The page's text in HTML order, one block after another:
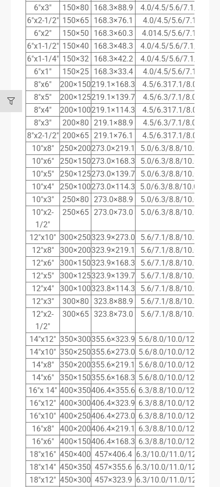
6″x3″ 150×80 168.3×88.9
4.0/4.5/5.6/7.1/11.0/
6″x2-1/2″ 150×65 168.3×76.1
4.0/4.5/5.6/7.1/
6″x2″
150×50 168.3×60.3
4.014.5/5.6/7.1/11.0/
6″x1-1/2″ 150×40 168.3×48.3
4.0/4.5/5.6/7.1/11.0/
6″x1-1/4″ 150×32 168.3×42.2
4.0/4.5/5.6/7.1/11.0/
6″x1″
150×25 168.3×33.4
4.0/4.5/5.6/7.1/
8″x6″
200×150219.1×168.3
4.5/6.317.1/8.0/
8″x5″
200×125219.1×139.7
4.5/6.3/7.1/8.0/
8″x4″
200×100219.1×114.3
4.5/6.317.1/8.0/
8″x3″
200×80 219.1×88.9
4.5/6.3/7.1/8.0/
8″x2-1/2″ 200×65 219.1×76.1
4.5/6.317.1/8.0/
10″x8″
250×200273.0×219.1
5.0/6.3/8.8/10.0/
10″x6″
250×150273.0×168.3
5.0/6.3/8.8/10.0/
10″x5″
250×125273.0×139.7
5.0/6.3/8.8/10.0/
10″x4″
250×100273.0×114.3
5.0/6.3/8.8/10.0/
10″x3″
250×80 273.0×88.9
5.0/6.3/8.8/10.0/
10″x2-
1/2″
250×65 273.0×73.0 5.0/6.3/8.8/10.0/
12″x10″ 300×250323.9×273.0
5.6/7.1/8.8/10.0/
12″x8″
300×200323.9×219.1
5.6/7.1/8.8/10.0/
12″x6″
300×150323.9×168.3
5.6/7.1/8.8/10.0/
12″x5″
300×125323.9×139.7
5.6/7.1/8.8/10.0/
12″x4″
300×100323.8×114.3
5.6/7.1/8.8/10.0/
12″x3″
300×80 323.8×88.9
5.6/7.1/8.8/10.0/
12″x2-
1/2″
300×65 323.8×73.0 5.6/7.1/8.8/10.0/
14″x12″ 350×300355.6×323.9 5.6/8.0/10.0/12.5/
14″x10″ 350×250355.6×273.0 5.6/8.0/10.0/12.5/
14″x8″
350×200355.6×219.1 5.6/8.0/10.0/12.5/
14″x6″
350×150355.6×168.3 5.6/8.0/10.0/12.5/
16″x 14″ 400×350406.4×355.6 6.3/8.8/10.0/12.5/
16″x12″ 400×300406.4×323.9 6.3/8.8/10.0/12.5/
16″x10″ 400×250406.4×273.0 6.3/8.8/10.0/12.5/
16″x8″
400×200406.4×219.1 6.3/8.8/10.0/12.5/
16″x6″
400×150406.4×168.3 6.3/8.8/10.0/12.5/
18″x16″ 450×400 457×406.4 6.3/10.0/11.0/12.5/
18″x14″ 450×350 457×355.6 6.3/10.0/11.0/12.5/
18″x12″ 450×300 457×323.9 6.3/10.0/11.0/12.5/